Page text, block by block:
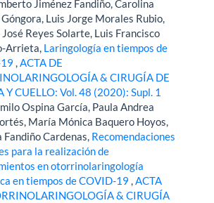
Jiménez Fandiño, Carolina
Luis Jorge Morales Rubio,
Reyes Solarte, Luis Francisco
Arrieta, Laringología en tiempos de
19,ACTA DE
& CIRUGÍA DE
Y CUELLO: Vol. 48 (2020): Supl. 1
Ospina García, Paula Andrea
María Mónica Baquero Hoyos,
Fandiño Cardenas, Recomendaciones
para la realización de
en otorrinolaringología
en tiempos de COVID-19,ACTA
& CIRUGÍA